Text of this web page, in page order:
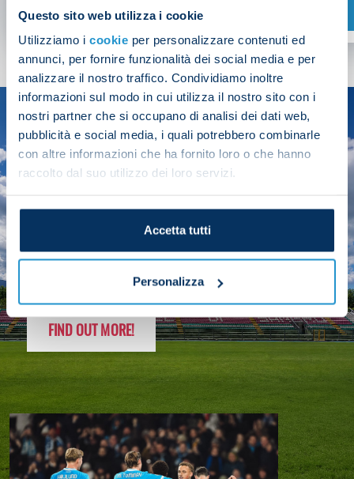
Questo sito web utilizza i cookie
Utilizziamo i cookie per personalizzare contenuti ed
annunci, per fornire funzionalità dei social media e per
analizzare il nostro traffico. Condividiamo inoltre
informazioni sul modo in cui utilizza il nostro sito con i
nostri partner che si occupano di analisi dei dati web,
pubblicità e social media, i quali potrebbero combinarle
con altre informazioni che ha fornito loro o che hanno
raccolto dal suo utilizzo dei loro servizi.
Accetta tutti
Personalizza
SHOP NOW
SEASON
2025/26
FOLLOW THE CHAMPS' JOURNEY
FIND OUT MORE!